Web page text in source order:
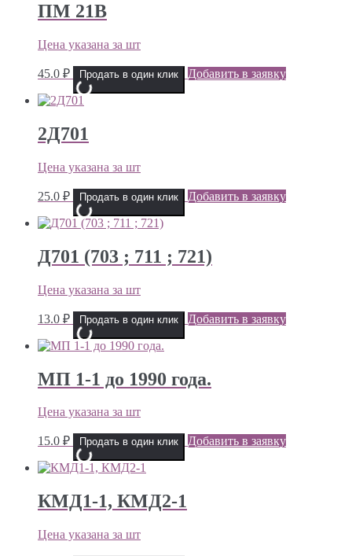
ПМ 21В
Цена указана за шт
45.0 ₽ Продать в один клик Добавить в заявку
2Д701
Цена указана за шт
25.0 ₽ Продать в один клик Добавить в заявку
Д701 (703 ; 711 ; 721)
Цена указана за шт
13.0 ₽ Продать в один клик Добавить в заявку
МП 1-1 до 1990 года.
Цена указана за шт
15.0 ₽ Продать в один клик Добавить в заявку
КМД1-1, КМД2-1
Цена указана за шт